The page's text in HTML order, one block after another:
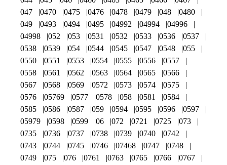
047
0470 0475 0476 0478 0479 048
0480
049
0493 0494 0495 04992 04994
04996
04998
052 053 0531 0532 0533 0536
0537
0538
0539 054 0544 0545 0547 0548
055
0550
0551 0553 0554 0555 0556
0557
0558
0561 0562 0563 0564 0565
0566
0567
0568 0569 0572 0573 0574
0575
0576
05769 0577 0578 058 0581
0584
0585
0586 0587 059 0594 0595 0596
0597
05979
0598 0599 06 072 0721 0725
073
0735
0736 0737 0738 0739 0740
0742
0743
0744 0745 0746 07468 0747
0748
0749
075 076 0761 0763 0765 0766
0767